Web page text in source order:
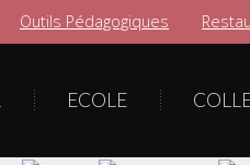
Outils Pédagogiques
ECOLE